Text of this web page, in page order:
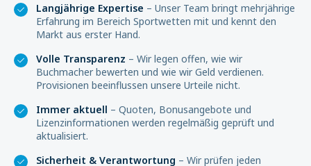
Langjährige Expertise – Unser Team bringt mehrjährige
Erfahrung im Bereich Sportwetten mit und kennt den
Markt aus erster Hand.
Volle Transparenz – Wir legen offen, wie wir
Buchmacher bewerten und wie wir Geld verdienen.
Provisionen beeinflussen unsere Urteile nicht.
Immer aktuell – Quoten, Bonusangebote und
Lizenzinformationen werden regelmäßig geprüft und
aktualisiert.
Sicherheit & Verantwortung – Wir prüfen jeden